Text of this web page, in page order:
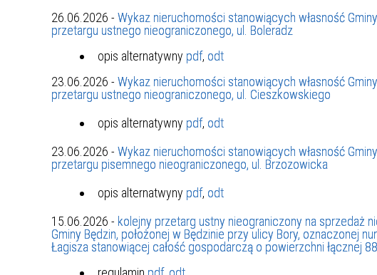
26.06.2026 - Wykaz nieruchomości stanowiących własność
przetargu ustnego nieograniczonego, ul. Boleradz
opis alternatywny pdf, odt
23.06.2026 - Wykaz nieruchomości stanowiących własność
przetargu ustnego nieograniczonego, ul. Cieszkowskiego
opis alternatywny pdf, odt
23.06.2026 - Wykaz nieruchomości stanowiących własność
przetargu pisemnego nieograniczonego, ul. Brzozowicka
opis alternatwyny pdf, odt
15.06.2026 - kolejny przetarg ustny nieograniczony na sprzedaż
Gminy Będzin, położonej w Będzinie przy ulicy Bory, oznaczonej
Łagisza stanowiącej całość gospodarczą o powierzchni łącznej